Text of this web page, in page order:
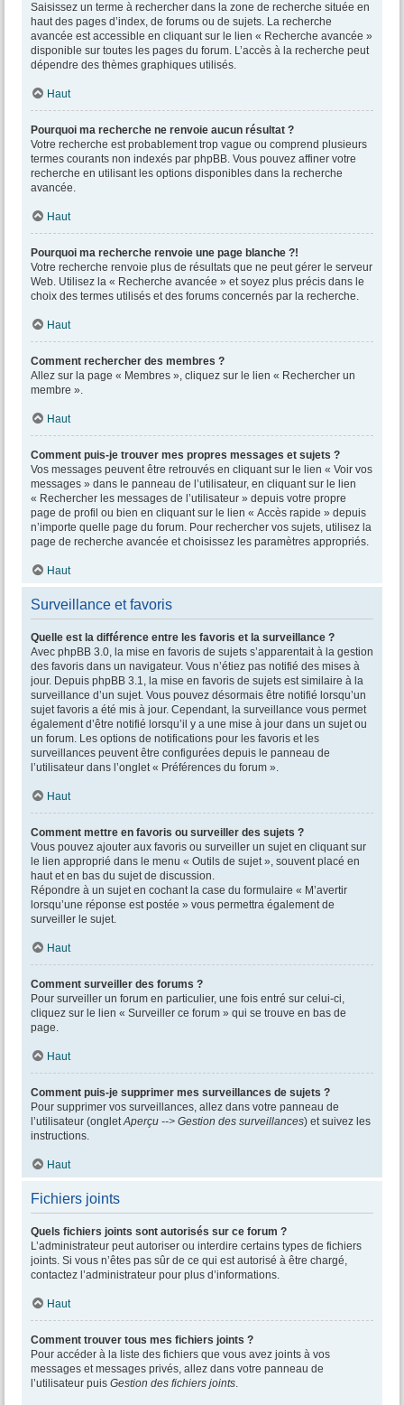
Saisissez un terme à rechercher dans la zone de recherche située en
haut des pages d’index, de forums ou de sujets. La recherche
avancée est accessible en cliquant sur le lien « Recherche avancée »
disponible sur toutes les pages du forum. L’accès à la recherche peut
dépendre des thèmes graphiques utilisés.
Haut
Pourquoi ma recherche ne renvoie aucun résultat ?
Votre recherche est probablement trop vague ou comprend plusieurs
termes courants non indexés par phpBB. Vous pouvez affiner votre
recherche en utilisant les options disponibles dans la recherche
avancée.
Haut
Pourquoi ma recherche renvoie une page blanche ?!
Votre recherche renvoie plus de résultats que ne peut gérer le serveur
Web. Utilisez la « Recherche avancée » et soyez plus précis dans le
choix des termes utilisés et des forums concernés par la recherche.
Haut
Comment rechercher des membres ?
Allez sur la page « Membres », cliquez sur le lien « Rechercher un
membre ».
Haut
Comment puis-je trouver mes propres messages et sujets ?
Vos messages peuvent être retrouvés en cliquant sur le lien « Voir vos
messages » dans le panneau de l’utilisateur, en cliquant sur le lien
« Rechercher les messages de l’utilisateur » depuis votre propre
page de profil ou bien en cliquant sur le lien « Accès rapide » depuis
n’importe quelle page du forum. Pour rechercher vos sujets, utilisez la
page de recherche avancée et choisissez les paramètres appropriés.
Haut
Surveillance et favoris
Quelle est la différence entre les favoris et la surveillance ?
Avec phpBB 3.0, la mise en favoris de sujets s’apparentait à la gestion
des favoris dans un navigateur. Vous n’étiez pas notifié des mises à
jour. Depuis phpBB 3.1, la mise en favoris de sujets est similaire à la
surveillance d’un sujet. Vous pouvez désormais être notifié lorsqu’un
sujet favoris a été mis à jour. Cependant, la surveillance vous permet
également d’être notifié lorsqu’il y a une mise à jour dans un sujet ou
un forum. Les options de notifications pour les favoris et les
surveillances peuvent être configurées depuis le panneau de
l’utilisateur dans l’onglet « Préférences du forum ».
Haut
Comment mettre en favoris ou surveiller des sujets ?
Vous pouvez ajouter aux favoris ou surveiller un sujet en cliquant sur
le lien approprié dans le menu « Outils de sujet », souvent placé en
haut et en bas du sujet de discussion.
Répondre à un sujet en cochant la case du formulaire « M’avertir
lorsqu’une réponse est postée » vous permettra également de
surveiller le sujet.
Haut
Comment surveiller des forums ?
Pour surveiller un forum en particulier, une fois entré sur celui-ci,
cliquez sur le lien « Surveiller ce forum » qui se trouve en bas de
page.
Haut
Comment puis-je supprimer mes surveillances de sujets ?
Pour supprimer vos surveillances, allez dans votre panneau de
l’utilisateur (ongletAperçu --> Gestion des surveillances) et suivez les
instructions.
Haut
Fichiers joints
Quels fichiers joints sont autorisés sur ce forum ?
L’administrateur peut autoriser ou interdire certains types de fichiers
joints. Si vous n’êtes pas sûr de ce qui est autorisé à être chargé,
contactez l’administrateur pour plus d’informations.
Haut
Comment trouver tous mes fichiers joints ?
Pour accéder à la liste des fichiers que vous avez joints à vos
messages et messages privés, allez dans votre panneau de
l’utilisateur puis Gestion des fichiers joints.